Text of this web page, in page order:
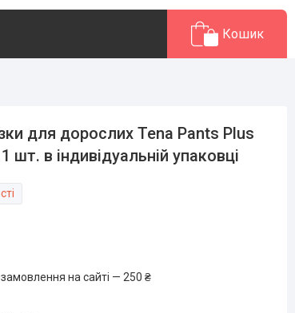
Кошик
для дорослих Tena Pants Plus
шт. в індивідуальній упаковці
на сайті — 250 ₴